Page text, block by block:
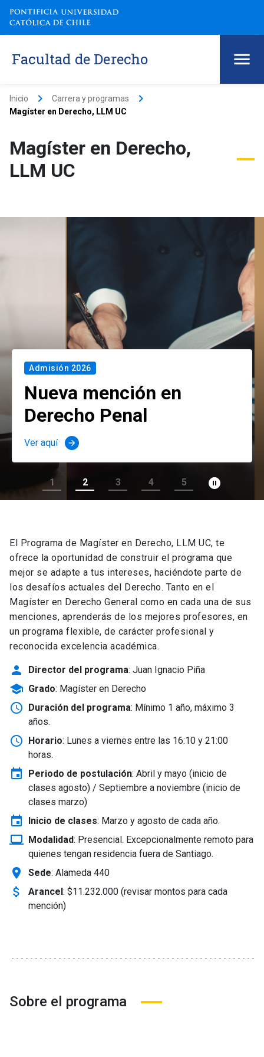
Facultad de Derecho
Inicio keyboard_arrow_right Carrera y programas keyboard_arrow_right
Magíster en Derecho, LLM UC
Magíster en Derecho,
LLM UC
Admisión 2026
Nueva mención en
Derecho Penal
Ver aquí arrow_forward
1 2 3 4 5 pause_circle_filled
El Programa de Magíster en Derecho, LLM UC, te
ofrece la oportunidad de construir el programa que
mejor se adapte a tus intereses, haciéndote parte de
los desafíos actuales del Derecho. Tanto en el
Magíster en Derecho General como en cada una de sus
menciones, aprenderás de los mejores profesores, en
un programa flexible, de carácter profesional y
reconocida excelencia académica.
person Director del programa: Juan Ignacio Piña
school Grado: Magíster en Derecho
schedule Duración del programa: Mínimo 1 año, máximo 3
años.
schedule Horario: Lunes a viernes entre las 16:10 y 21:00
horas.
event Periodo de postulación: Abril y mayo (inicio de
clases agosto) / Septiembre a noviembre (inicio de
clases marzo)
event Inicio de clases: Marzo y agosto de cada año.
laptop_windows Modalidad: Presencial. Excepcionalmente remoto para
quienes tengan residencia fuera de Santiago.
location_on Sede: Alameda 440
attach_money Arancel: $11.232.000 (revisar montos para cada
mención)
Sobre el programa